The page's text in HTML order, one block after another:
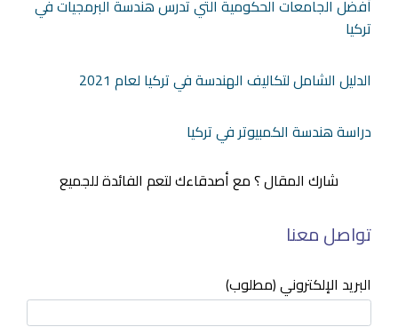
أفضل الجامعات الحكومية التي تدرس هندسة البرمجيات في
تركيا
الدليل الشامل لتكاليف الهندسة في تركيا لعام 2021
دراسة هندسة الكمبيوتر في تركيا
شارك المقال ؟ مع أصدقاءك لتعم الفائدة للجميع
تواصل معنا
البريد الإلكتروني (مطلوب)